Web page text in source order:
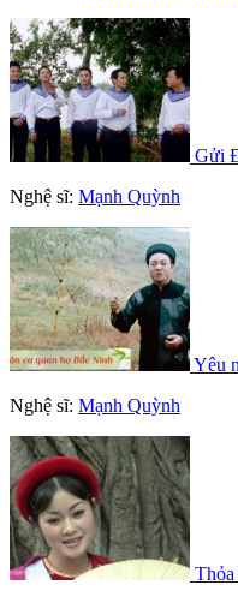
Gửi
Nghệ sĩ: Mạnh Quỳnh
Yêu
Nghệ sĩ: Mạnh Quỳnh